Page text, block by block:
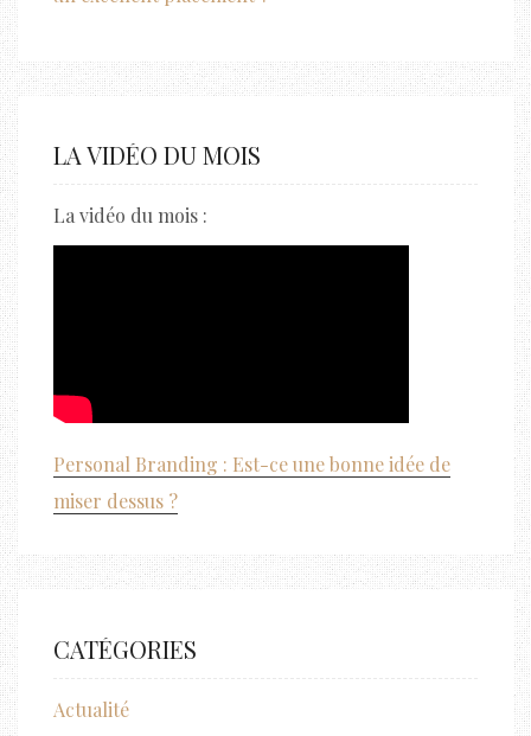
LA VIDÉO DU MOIS
La vidéo du mois :
Personal Branding : Est-ce une bonne idée de
miser dessus ?
CATÉGORIES
Actualité